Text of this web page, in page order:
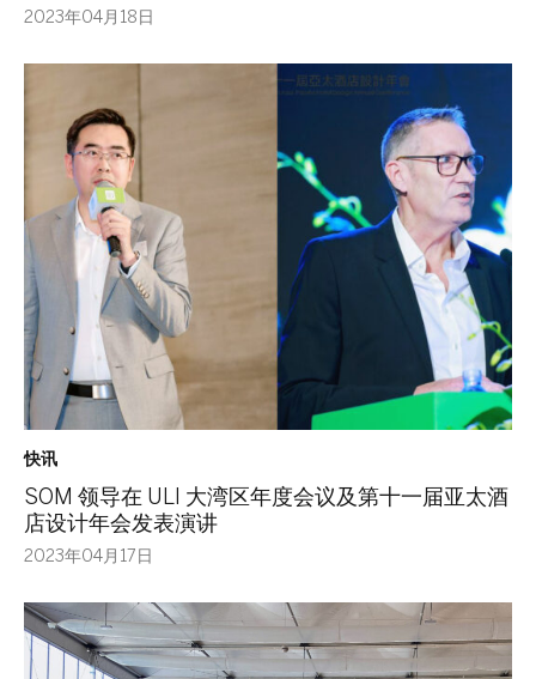
2023年04月18日
快讯
SOM 领导在 ULI 大湾区年度会议及第十一届亚太酒
店设计年会发表演讲
2023年04月17日